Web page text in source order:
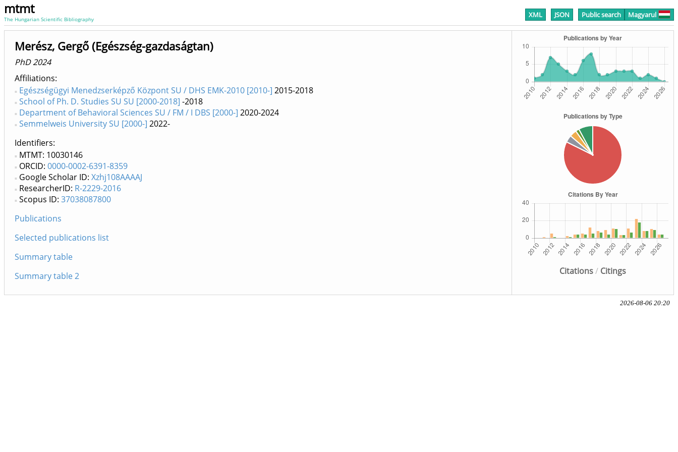
mtmt
The Hungarian Scientific Bibliography XML JSON Public search Magyarul
Citations/ Citings
Merész, Gergő (Egészség-gazdaságtan)
PhD 2024
Affiliations
Egészségügyi Menedzserképző Központ SU / DHS EMK-2010 [2010-] 2015-2018
School of Ph. D. Studies SU SU [2000-2018] -2018
Department of Behavioral Sciences SU / FM / I DBS [2000-] 2020-2024
Semmelweis University SU [2000-] 2022-
Identifiers
MTMT: 10030146
ORCID: 0000-0002-6391-8359
Google Scholar ID: Xzhj108AAAAJ
ResearcherID: R-2229-2016
Scopus ID: 37038087800
Publications
Selected publications list
Summary table
Summary table 2
2026-08-06 20:20